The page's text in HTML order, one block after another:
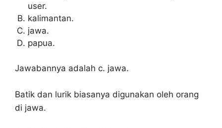
user.
kalimantan.
jawa.
papua.
Jawabannya adalah c. jawa.
Batik dan lurik biasanya digunakan oleh orang
di jawa.